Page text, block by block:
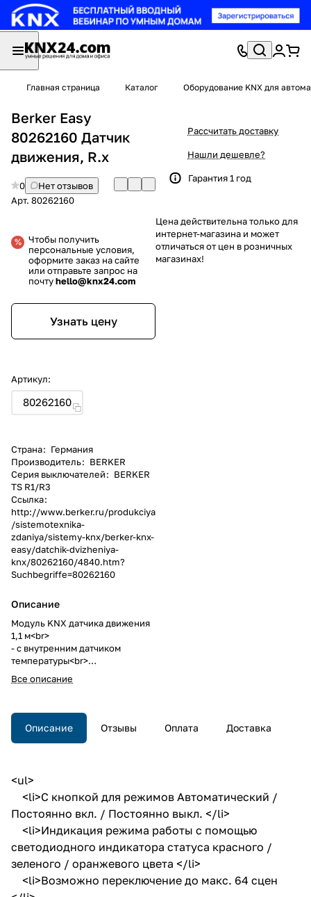
Главная страница Каталог Оборудование KNX для
Berker Easy
80262160 Датчик
движения, R.x
0
Нет отзывов
Арт. 80262160
Чтобы получить
персональные условия,
оформите заказ на сайте
или отправьте запрос на
почтуhello@knx24.com
Узнать цену
Артикул:
80262160
Страна: Германия
Производитель: BERKER
Серия выключателей: BERKER
TS R1/R3
Ссылка:
http://www.berker.ru/produkciya
/sistemotexnika-
zdaniya/sistemy-knx/berker-knx-
easy/datchik-dvizheniya-
knx/80262160/4840.htm?
Suchbegriffe=80262160
Описание
Модуль KNX датчика движения
1,1 м<br>
- с внутренним датчиком
температуры<br>
- с шинным соединителем
Модуль KNX датчика движения
- с внутренним датчиком
температуры
- с шинным соединителем
Все описание
Рассчитать доставку
Нашли дешевле?
Гарантия 1 год
Цена действительна только для
интернет-магазина и может
отличаться от цен в розничных
магазинах!
Описание Отзывы Оплата Доставка
<ul>
<li>С кнопкой для режимов Автоматический /
Постоянно вкл. / Постоянно выкл. </li>
<li>Индикация режима работы с помощью
светодиодного индикатора статуса красного /
зеленого / оранжевого цвета </li>
<li>Возможно переключение до макс. 64 сцен